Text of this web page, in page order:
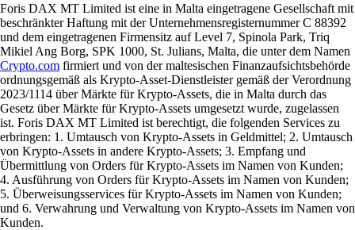
Foris DAX MT Limited ist eine in Malta eingetragene Gesellschaft mit
beschränkter Haftung mit der Unternehmensregisternummer C 88392
und dem eingetragenen Firmensitz auf Level 7, Spinola Park, Triq
Mikiel Ang Borg, SPK 1000, St. Julians, Malta, die unter dem Namen
Crypto.com firmiert und von der maltesischen Finanzaufsichtsbehörde
ordnungsgemäß als Krypto-Asset-Dienstleister gemäß der Verordnung
2023/1114 über Märkte für Krypto-Assets, die in Malta durch das
Gesetz über Märkte für Krypto-Assets umgesetzt wurde, zugelassen
ist. Foris DAX MT Limited ist berechtigt, die folgenden Services zu
erbringen: 1. Umtausch von Krypto-Assets in Geldmittel; 2. Umtausch
von Krypto-Assets in andere Krypto-Assets; 3. Empfang und
Übermittlung von Orders für Krypto-Assets im Namen von Kunden;
4. Ausführung von Orders für Krypto-Assets im Namen von Kunden;
5. Überweisungsservices für Krypto-Assets im Namen von Kunden;
und 6. Verwahrung und Verwaltung von Krypto-Assets im Namen von
Kunden.